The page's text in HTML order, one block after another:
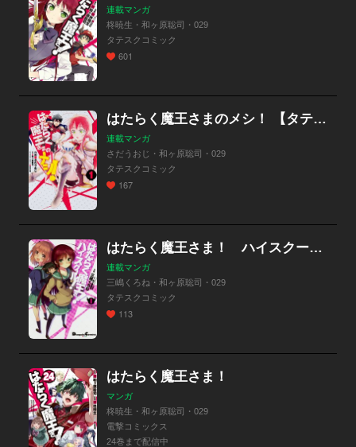
連載マンガ
柊暁生・和ヶ原聡司・029
タテスクコミック
601
はたらく魔王さまのメシ！ 【タテスク】
連載マンガ
さだうおじ・和ヶ原聡司・029
タテスクコミック
167
はたらく魔王さま！ ハイスクール！ 【タテスク】
連載マンガ
三嶋くろね・和ヶ原聡司・029
タテスクコミック
113
はたらく魔王さま！
マンガ
柊暁生・和ヶ原聡司・029
電撃コミックス
24巻まで配信中